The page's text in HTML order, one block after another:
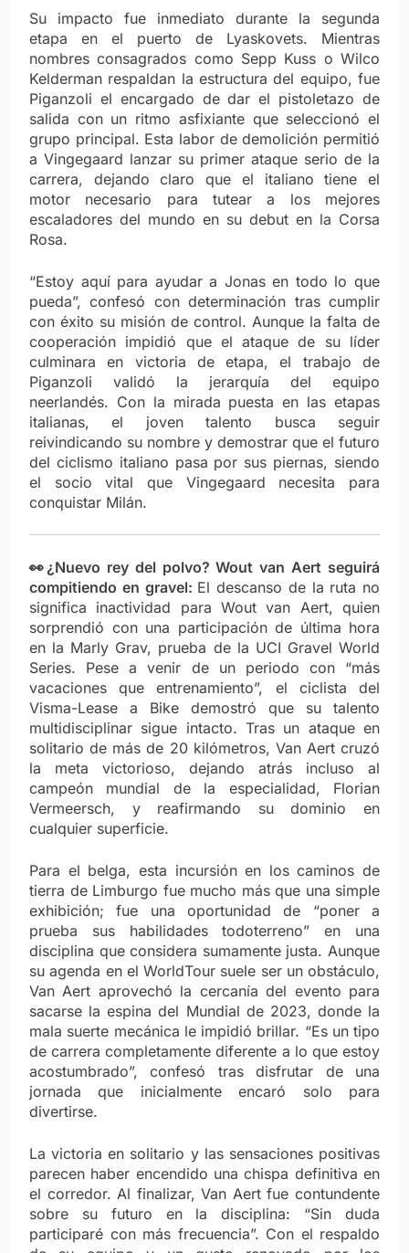
Su impacto fue inmediato durante la segunda
etapa en el puerto de Lyaskovets. Mientras
nombres consagrados como Sepp Kuss o Wilco
Kelderman respaldan la estructura del equipo, fue
Piganzoli el encargado de dar el pistoletazo de
salida con un ritmo asfixiante que seleccionó el
grupo principal. Esta labor de demolición permitió
a Vingegaard lanzar su primer ataque serio de la
carrera, dejando claro que el italiano tiene el
motor necesario para tutear a los mejores
escaladores del mundo en su debut en la Corsa
Rosa.
“Estoy aquí para ayudar a Jonas en todo lo que
pueda”, confesó con determinación tras cumplir
con éxito su misión de control. Aunque la falta de
cooperación impidió que el ataque de su líder
culminara en victoria de etapa, el trabajo de
Piganzoli validó la jerarquía del equipo
neerlandés. Con la mirada puesta en las etapas
italianas, el joven talento busca seguir
reivindicando su nombre y demostrar que el futuro
del ciclismo italiano pasa por sus piernas, siendo
el socio vital que Vingegaard necesita para
conquistar Milán.
👀¿Nuevo rey del polvo? Wout van Aert seguirá
compitiendo en gravel: El descanso de la ruta no
significa inactividad para Wout van Aert, quien
sorprendió con una participación de última hora
en la Marly Grav, prueba de la UCI Gravel World
Series. Pese a venir de un periodo con “más
vacaciones que entrenamiento”, el ciclista del
Visma-Lease a Bike demostró que su talento
multidisciplinar sigue intacto. Tras un ataque en
solitario de más de 20 kilómetros, Van Aert cruzó
la meta victorioso, dejando atrás incluso al
campeón mundial de la especialidad, Florian
Vermeersch, y reafirmando su dominio en
cualquier superficie.
Para el belga, esta incursión en los caminos de
tierra de Limburgo fue mucho más que una simple
exhibición; fue una oportunidad de “poner a
prueba sus habilidades todoterreno” en una
disciplina que considera sumamente justa. Aunque
su agenda en el WorldTour suele ser un obstáculo,
Van Aert aprovechó la cercanía del evento para
sacarse la espina del Mundial de 2023, donde la
mala suerte mecánica le impidió brillar. “Es un tipo
de carrera completamente diferente a lo que estoy
acostumbrado”, confesó tras disfrutar de una
jornada que inicialmente encaró solo para
divertirse.
La victoria en solitario y las sensaciones positivas
parecen haber encendido una chispa definitiva en
el corredor. Al finalizar, Van Aert fue contundente
sobre su futuro en la disciplina: “Sin duda
participaré con más frecuencia”. Con el respaldo